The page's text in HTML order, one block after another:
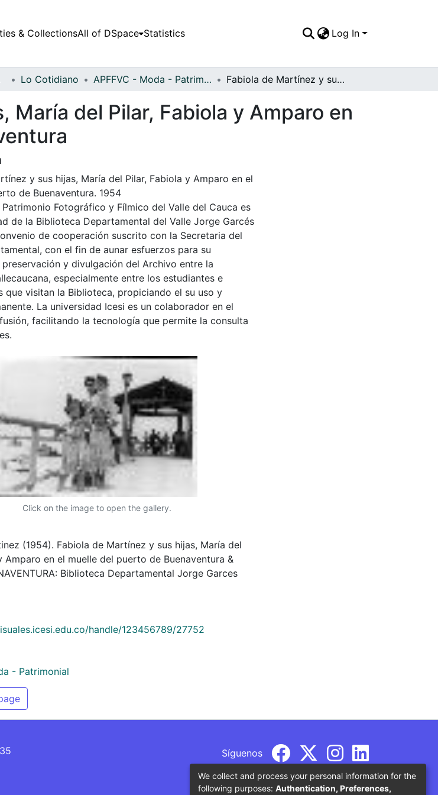
& CollectionsAll of DSpace Statistics Log In
Lo Cotidiano APFFVC - Moda - Patrimonial Fabiola de Martínez y sus hijas, María del Pilar, Fabiola y Amparo en el muelle del puerto de Buenaventura
María del Pilar, Fabiola y Amparo en
y sus hijas, María del Pilar, Fabiola y Amparo en el
de Buenaventura. 1954
Fotográfico y Fílmico del Valle del Cauca es
de la Biblioteca Departamental del Valle Jorge Garcés
de cooperación suscrito con la Secretaria del
con el fin de aunar esfuerzos para su
y divulgación del Archivo entre la
especialmente entre los estudiantes e
que visitan la Biblioteca, propiciando el su uso y
La universidad Icesi es un colaborador en el
facilitando la tecnología que permite la consulta
Click on the image to open the gallery.
(1954). Fabiola de Martínez y sus hijas, María del
Amparo en el muelle del puerto de Buenaventura &
Biblioteca Departamental Jorge Garces
handle/123456789/27752
- Patrimonial
Síguenos
We collect and process your personal information for the
following purposes: Authentication, Preferences,